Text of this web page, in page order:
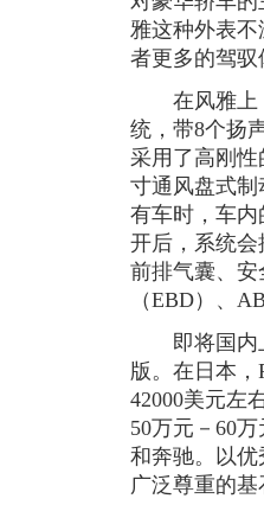
雅这种外表
者更多的驾驭
在风雅上，
统，带8个扬
采用了高刚
寸通风盘式
有车时，车
开后，系统
前排气囊、
（EBD）、
即将国内上
版。在日本，
42000美元左
50万元－60
和奔驰。以优
广泛尊重的基